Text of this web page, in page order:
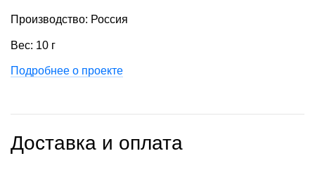
Производство: Россия
Вес: 10 г
Подробнее о проекте
Доставка и оплата